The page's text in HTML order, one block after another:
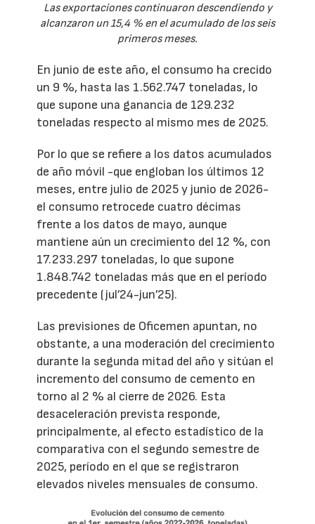
Las exportaciones continuaron descendiendo y
alcanzaron un 15,4 % en el acumulado de los seis
primeros meses.
En junio de este año, el consumo ha crecido
un 9 %, hasta las 1.562.747 toneladas, lo
que supone una ganancia de 129.232
toneladas respecto al mismo mes de 2025.
Por lo que se refiere a los datos acumulados
de año móvil -que engloban los últimos 12
meses, entre julio de 2025 y junio de 2026-
el consumo retrocede cuatro décimas
frente a los datos de mayo, aunque
mantiene aún un crecimiento del 12 %, con
17.233.297 toneladas, lo que supone
1.848.742 toneladas más que en el período
precedente (jul’24-jun’25).
Las previsiones de Oficemen apuntan, no
obstante, a una moderación del crecimiento
durante la segunda mitad del año y sitúan el
incremento del consumo de cemento en
torno al 2 % al cierre de 2026. Esta
desaceleración prevista responde,
principalmente, al efecto estadístico de la
comparativa con el segundo semestre de
2025, período en el que se registraron
elevados niveles mensuales de consumo.